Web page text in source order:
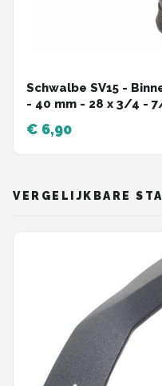
Schwalbe SV15 -
- 40 mm - 28 x 3/4 -
€ 6,90
VERGELIJKBARE